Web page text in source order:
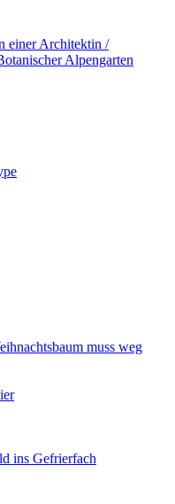
einer Architektin /​
Alpengarten
muss weg
ins Gefrierfach